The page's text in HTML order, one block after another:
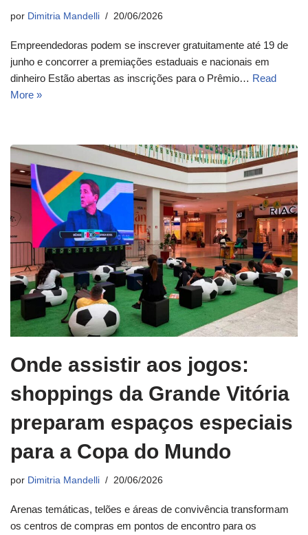
por Dimitria Mandelli 20/06/2026
Empreendedoras podem se inscrever gratuitamente até 19 de
junho e concorrer a premiações estaduais e nacionais em
dinheiro Estão abertas as inscrições para o Prêmio… Read
More »
Onde assistir aos jogos:
shoppings da Grande Vitória
preparam espaços especiais
para a Copa do Mundo
por Dimitria Mandelli 20/06/2026
Arenas temáticas, telões e áreas de convivência transformam
os centros de compras em pontos de encontro para os